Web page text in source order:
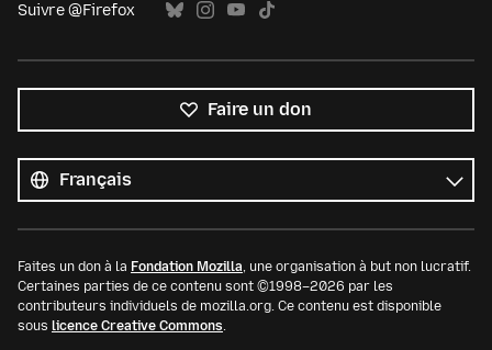
Suivre @Firefox
Faire un don
les
langues
Langue
Faites un don à la Fondation Mozilla, une organisation à but non lucratif.
Certaines parties de ce contenu sont ©1998–2026 par les
contributeurs individuels de mozilla.org. Ce contenu est disponible
sous licence Creative Commons.